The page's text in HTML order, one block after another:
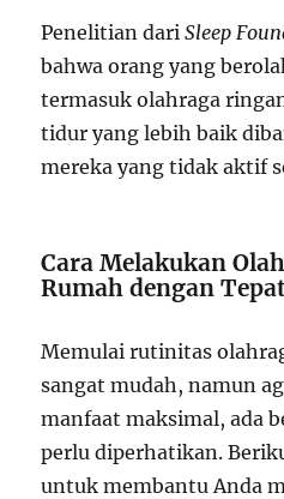
Penelitian dariSleep
bahwa orang yang
termasuk olahraga
tidur yang lebih baik
mereka yang tidak aktif
Cara Melakukan
Rumah dengan
Memulai rutinitas
sangat mudah, namun
manfaat maksimal, ada
perlu diperhatikan.
untuk membantu Anda